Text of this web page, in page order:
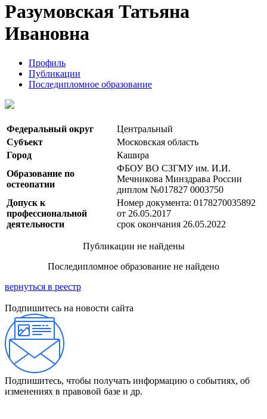
Разумовская Татьяна
Ивановна
Профиль
Публикации
Последипломное образование
Федеральный округ
Центральный
Субъект
Московская область
Город
Кашира
Образование по
остеопатии
ФБОУ ВО СЗГМУ им. И.И.
Мечникова Минздрава России
диплом №017827 0003750
Допуск к
профессиональной
деятельности
Номер документа: 0178270035892
от 26.05.2017
срок окончания 26.05.2022
Публикации не найдены
Последипломное образование не найдено
вернуться в реестр
Подпишитесь на новости сайта
Подпишитесь, чтобы получать информацию о событиях, об
изменениях в правовой базе и др.